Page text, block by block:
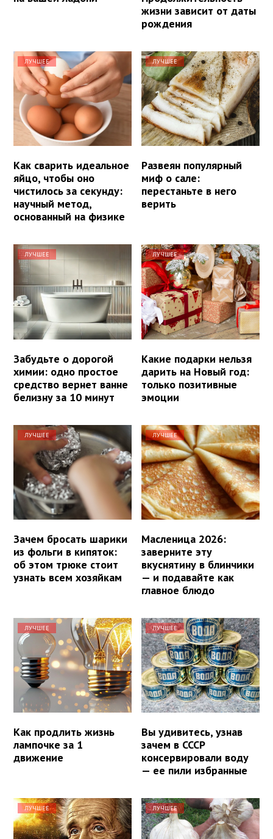
жизни зависит от даты
рождения
ЛУЧШЕЕ
Как сварить идеальное
яйцо, чтобы оно
чистилось за секунду:
научный метод,
основанный на физике
ЛУЧШЕЕ
Развеян популярный
миф о сале:
перестаньте в него
верить
ЛУЧШЕЕ
Забудьте о дорогой
химии: одно простое
средство вернет ванне
белизну за 10 минут
ЛУЧШЕЕ
Какие подарки нельзя
дарить на Новый год:
только позитивные
эмоции
ЛУЧШЕЕ
Зачем бросать шарики
из фольги в кипяток:
об этом трюке стоит
узнать всем хозяйкам
ЛУЧШЕЕ
Масленица 2026:
заверните эту
вкуснятину в блинчики
— и подавайте как
главное блюдо
ЛУЧШЕЕ
Как продлить жизнь
лампочке за 1
движение
ЛУЧШЕЕ
Вы удивитесь, узнав
зачем в СССР
консервировали воду
— ее пили избранные
ЛУЧШЕЕ ЛУЧШЕЕ